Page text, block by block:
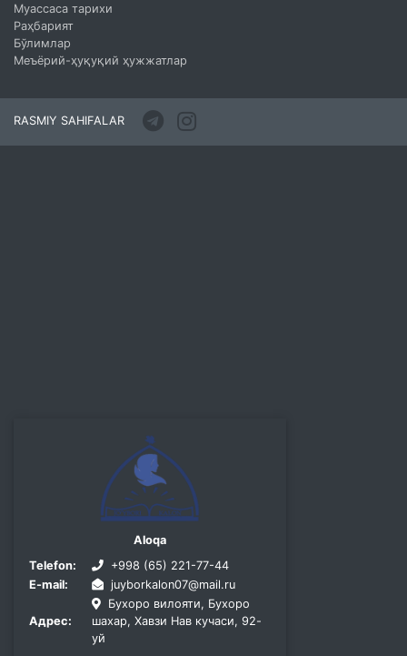
Муассаса тарихи
Раҳбарият
Бўлимлар
Меъёрий-ҳуқуқий ҳужжатлар
RASMIY SAHIFALAR
Aloqa
Telefon:
+998 (65) 221-77-44
E-mail:
juyborkalon07@mail.ru
Адрес:
Бухоро вилояти, Бухоро
шахар, Хавзи Нав кучаси, 92-
уй